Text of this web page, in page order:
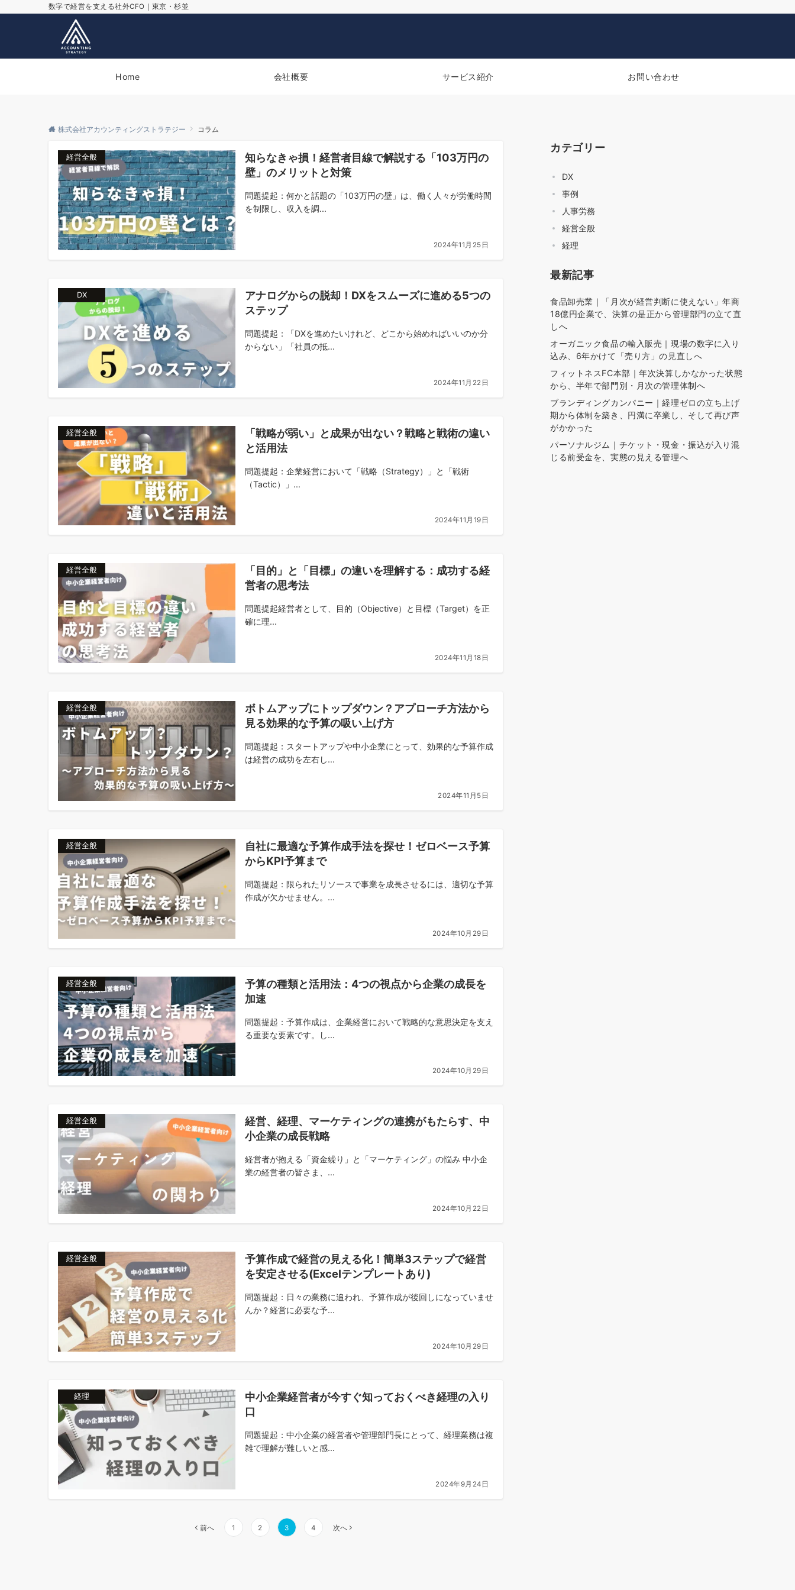
数字で経営を支える社外CFO｜東京・杉並
Home 会社概要 サービス紹介 お問い合わせ
株式会社アカウンティングストラテジー コラム
経営全般
知らなきゃ損！経営者目線で解説する「103万円の
壁」のメリットと対策
問題提起：何かと話題の「103万円の壁」は、働く人々が労働時間
を制限し、収入を調...
2024年11月25日
DX
アナログからの脱却！DXをスムーズに進める5つの
ステップ
問題提起：「DXを進めたいけれど、どこから始めればいいのか分
からない」「社員の抵...
2024年11月22日
経営全般
「戦略が弱い」と成果が出ない？戦略と戦術の違い
と活用法
問題提起：企業経営において「戦略（Strategy）」と「戦術
（Tactic）」...
2024年11月19日
経営全般
「目的」と「目標」の違いを理解する：成功する経
営者の思考法
問題提起経営者として、目的（Objective）と目標（Target）を正
確に理...
2024年11月18日
経営全般
ボトムアップにトップダウン？アプローチ方法から
見る効果的な予算の吸い上げ方
問題提起：スタートアップや中小企業にとって、効果的な予算作成
は経営の成功を左右し...
2024年11月5日
経営全般
自社に最適な予算作成手法を探せ！ゼロベース予算
からKPI予算まで
問題提起：限られたリソースで事業を成長させるには、適切な予算
作成が欠かせません。...
2024年10月29日
経営全般
予算の種類と活用法：4つの視点から企業の成長を
加速
問題提起：予算作成は、企業経営において戦略的な意思決定を支え
る重要な要素です。し...
2024年10月29日
経営全般
経営、経理、マーケティングの連携がもたらす、中
小企業の成長戦略
経営者が抱える「資金繰り」と「マーケティング」の悩み 中小企
業の経営者の皆さま、...
2024年10月22日
経営全般
予算作成で経営の見える化！簡単3ステップで経営
を安定させる(Excelテンプレートあり)
問題提起：日々の業務に追われ、予算作成が後回しになっていませ
んか？経営に必要な予...
2024年10月29日
経理
中小企業経営者が今すぐ知っておくべき経理の入り
口
問題提起：中小企業の経営者や管理部門長にとって、経理業務は複
雑で理解が難しいと感...
2024年9月24日
前へ 1 2 3 4 次へ
カテゴリー
DX
事例
人事労務
経営全般
経理
最新記事
食品卸売業｜「月次が経営判断に使えない」年商
18億円企業で、決算の是正から管理部門の立て直
しへ
オーガニック食品の輸入販売｜現場の数字に入り
込み、6年かけて「売り方」の見直しへ
フィットネスFC本部｜年次決算しかなかった状態
から、半年で部門別・月次の管理体制へ
ブランディングカンパニー｜経理ゼロの立ち上げ
期から体制を築き、円満に卒業し、そして再び声
がかかった
パーソナルジム｜チケット・現金・振込が入り混
じる前受金を、実態の見える管理へ